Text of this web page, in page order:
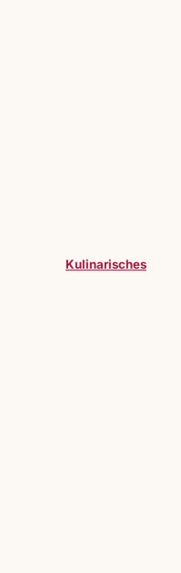
Kulinarisches